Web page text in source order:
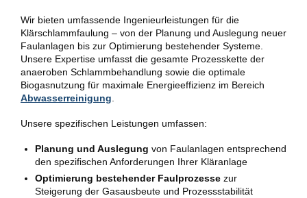
Wir bieten umfassende Ingenieurleistungen für die
Klärschlammfaulung – von der Planung und Auslegung neuer
Faulanlagen bis zur Optimierung bestehender Systeme.
Unsere Expertise umfasst die gesamte Prozesskette der
anaeroben Schlammbehandlung sowie die optimale
Biogasnutzung für maximale Energieeffizienz im Bereich
Abwasserreinigung
Unsere spezifischen Leistungen umfassen:
Planung und Auslegung von Faulanlagen entsprechend
den spezifischen Anforderungen Ihrer Kläranlage
Optimierung bestehender Faulprozesse zur
Steigerung der Gasausbeute und Prozessstabilität